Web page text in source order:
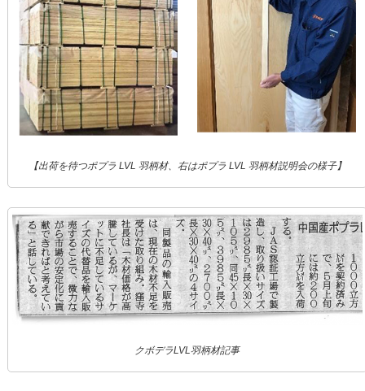
【出荷を待つポプラ LVL 羽柄材、右はポプラ LVL 羽柄材説明会の様子】
クボデラLVL羽柄材記事